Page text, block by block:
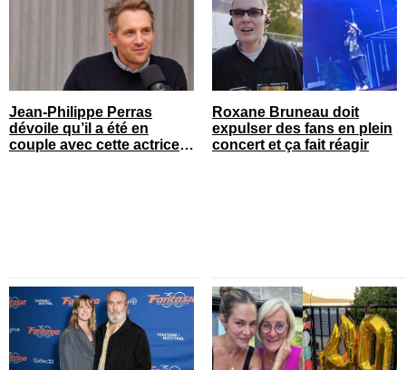
Jean-Philippe Perras
dévoile qu’il a été en
couple avec cette actrice
Roxane Bruneau doit
expulser des fans en plein
concert et ça fait réagir